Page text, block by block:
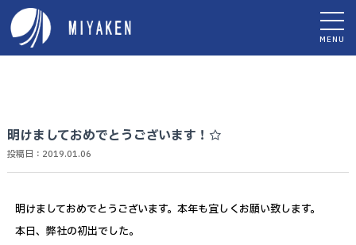
MENU
明けましておめでとうございます！☆
投稿日：2019.01.06
明けましておめでとうございます。本年も宜しくお願い致します。
本日、弊社の初出でした。